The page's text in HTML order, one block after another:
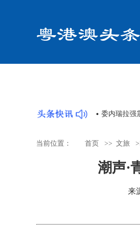
线上”焕新绽彩行动计划 委内瑞拉强
当前位置： 首页 >> 文旅
潮声·
来